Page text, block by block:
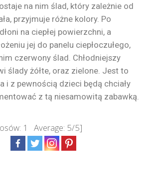
na nim ślad, który zależnie od
przyjmuje różne kolory. Po
na ciepłej powierzchni, a
jej do panelu ciepłoczułego,
czerwony ślad. Chłodniejszy
ślady żółte, oraz zielone. Jest to
i z pewnością dzieci będą chciały
z tą niesamowitą zabawką.
1 Average: 5/5]